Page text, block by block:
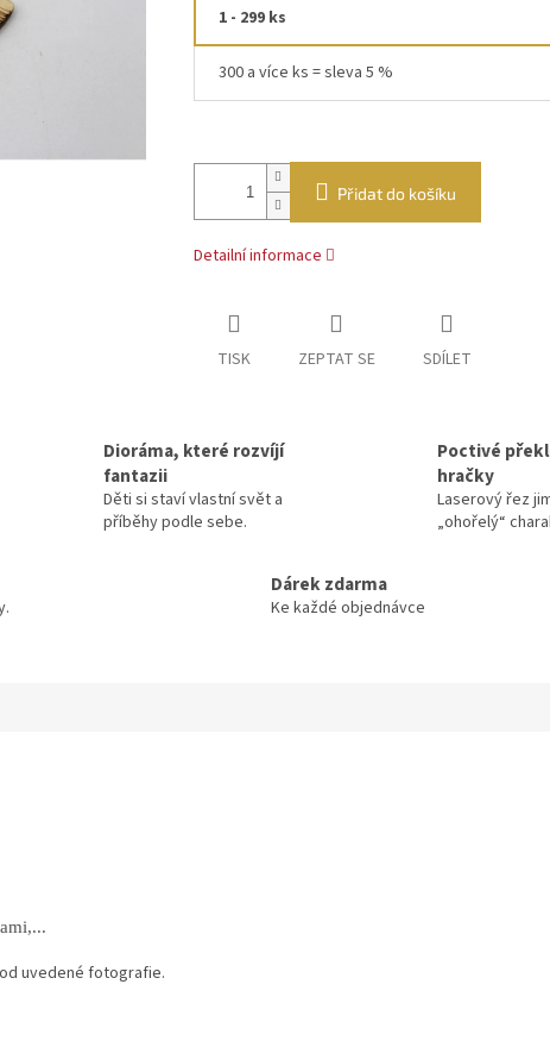
1 - 299 ks
300 a více ks = sleva 5 %
Přidat do košíku
Detailní informace
TISK ZEPTAT SE SDÍLET
Dioráma, které rozvíjí
fantazii
Děti si staví vlastní svět a
příběhy podle sebe.
Poctivé
hračky
Laserový řez
„ohořelý“
Dárek zdarma
Ke každé objednávce
uvedené fotografie.